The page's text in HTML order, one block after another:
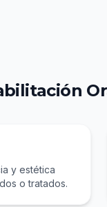
y estética
o tratados.